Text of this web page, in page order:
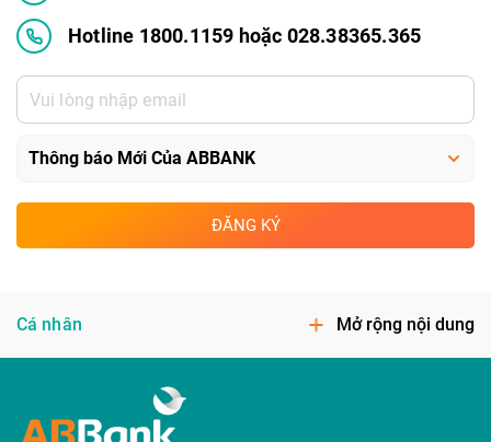
Hotline 1800.1159 hoặc 028.38365.365
ĐĂNG KÝ
Cá nhân Mở rộng nội dung